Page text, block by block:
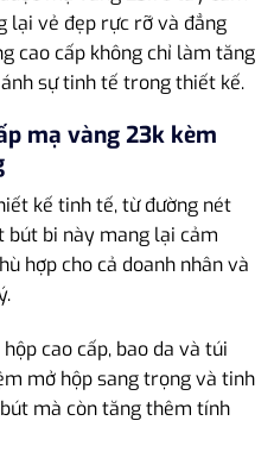
lại vẻ đẹp rực rỡ và đẳng
cao cấp không chỉ làm tăng
sự tinh tế trong thiết kế.
mạ vàng 23k kèm
kế tinh tế, từ đường nét
bút bi này mang lại cảm
hợp cho cả doanh nhân và
cao cấp, bao da và túi
mở hộp sang trọng và tinh
mà còn tăng thêm tính